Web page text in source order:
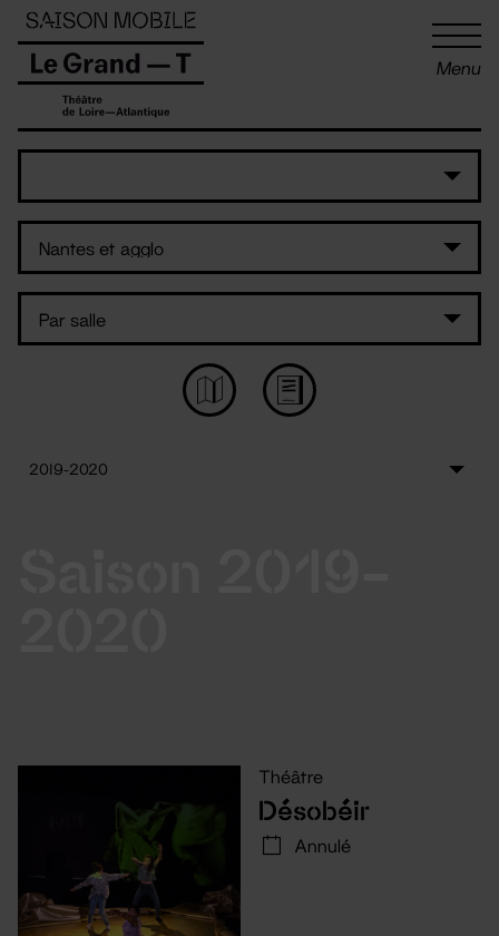
Menu
Théâtre
Désobéir
Annulé
Panneau de gestion des cookies